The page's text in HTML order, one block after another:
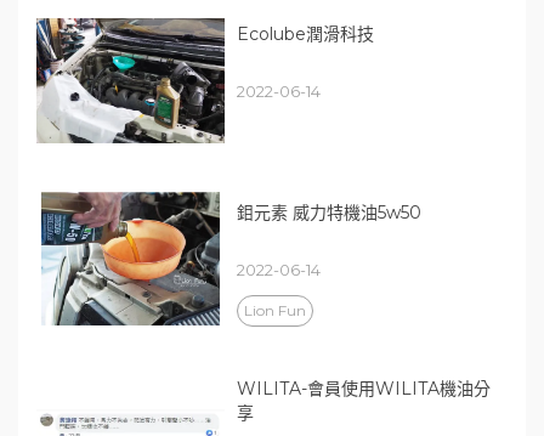
Ecolube潤滑科技
2022-06-14
鉬元素 威力特機油5w50
2022-06-14
Lion Fun
WILITA-會員使用WILITA機油分
享